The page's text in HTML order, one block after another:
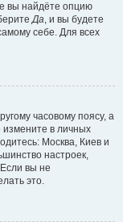
вы найдёте опцию
Да, и вы будете
себе. Для всех
часовому поясу, а
измените в личных
Москва, Киев и
настроек,
вы не
это.